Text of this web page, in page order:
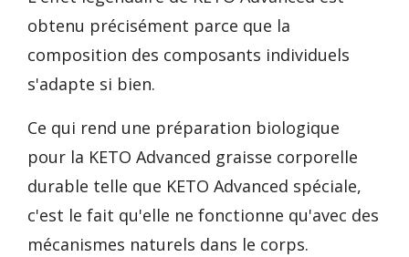
obtenu précisément parce que la
composition des composants individuels
s'adapte si bien.
Ce qui rend une préparation biologique
pour la KETO Advanced graisse corporelle
durable telle que KETO Advanced spéciale,
c'est le fait qu'elle ne fonctionne qu'avec des
mécanismes naturels dans le corps.